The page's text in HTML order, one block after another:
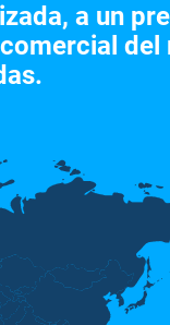
a un
del